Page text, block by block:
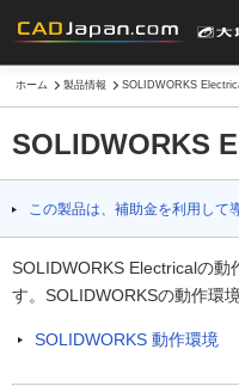
ホーム 製品情報 SOLIDWORKS
SOLIDWORKS
この製品は、補助金を利用して
SOLIDWORKS Electricalの動
す。SOLIDWORKSの動作環
SOLIDWORKS 動作環境